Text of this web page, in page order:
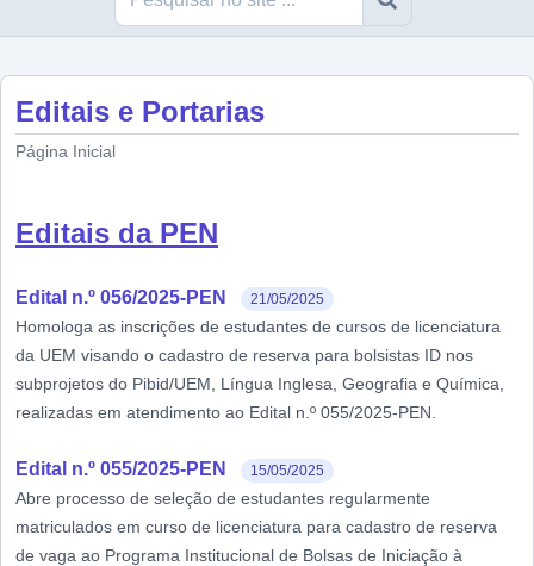
Editais e Portarias
Página Inicial
Editais da PEN
Edital n.º 056/2025-PEN 21/05/2025
Homologa as inscrições de estudantes de cursos de licenciatura
da UEM visando o cadastro de reserva para bolsistas ID nos
subprojetos do Pibid/UEM, Língua Inglesa, Geografia e Química,
realizadas em atendimento ao Edital n.º 055/2025-PEN.
Edital n.º 055/2025-PEN 15/05/2025
Abre processo de seleção de estudantes regularmente
matriculados em curso de licenciatura para cadastro de reserva
de vaga ao Programa Institucional de Bolsas de Iniciação à